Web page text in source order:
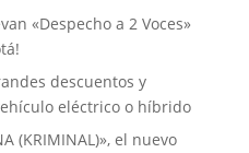
«Despecho a 2 Voces»
descuentos y
eléctrico o híbrido
(KRIMINAL)», el nuevo